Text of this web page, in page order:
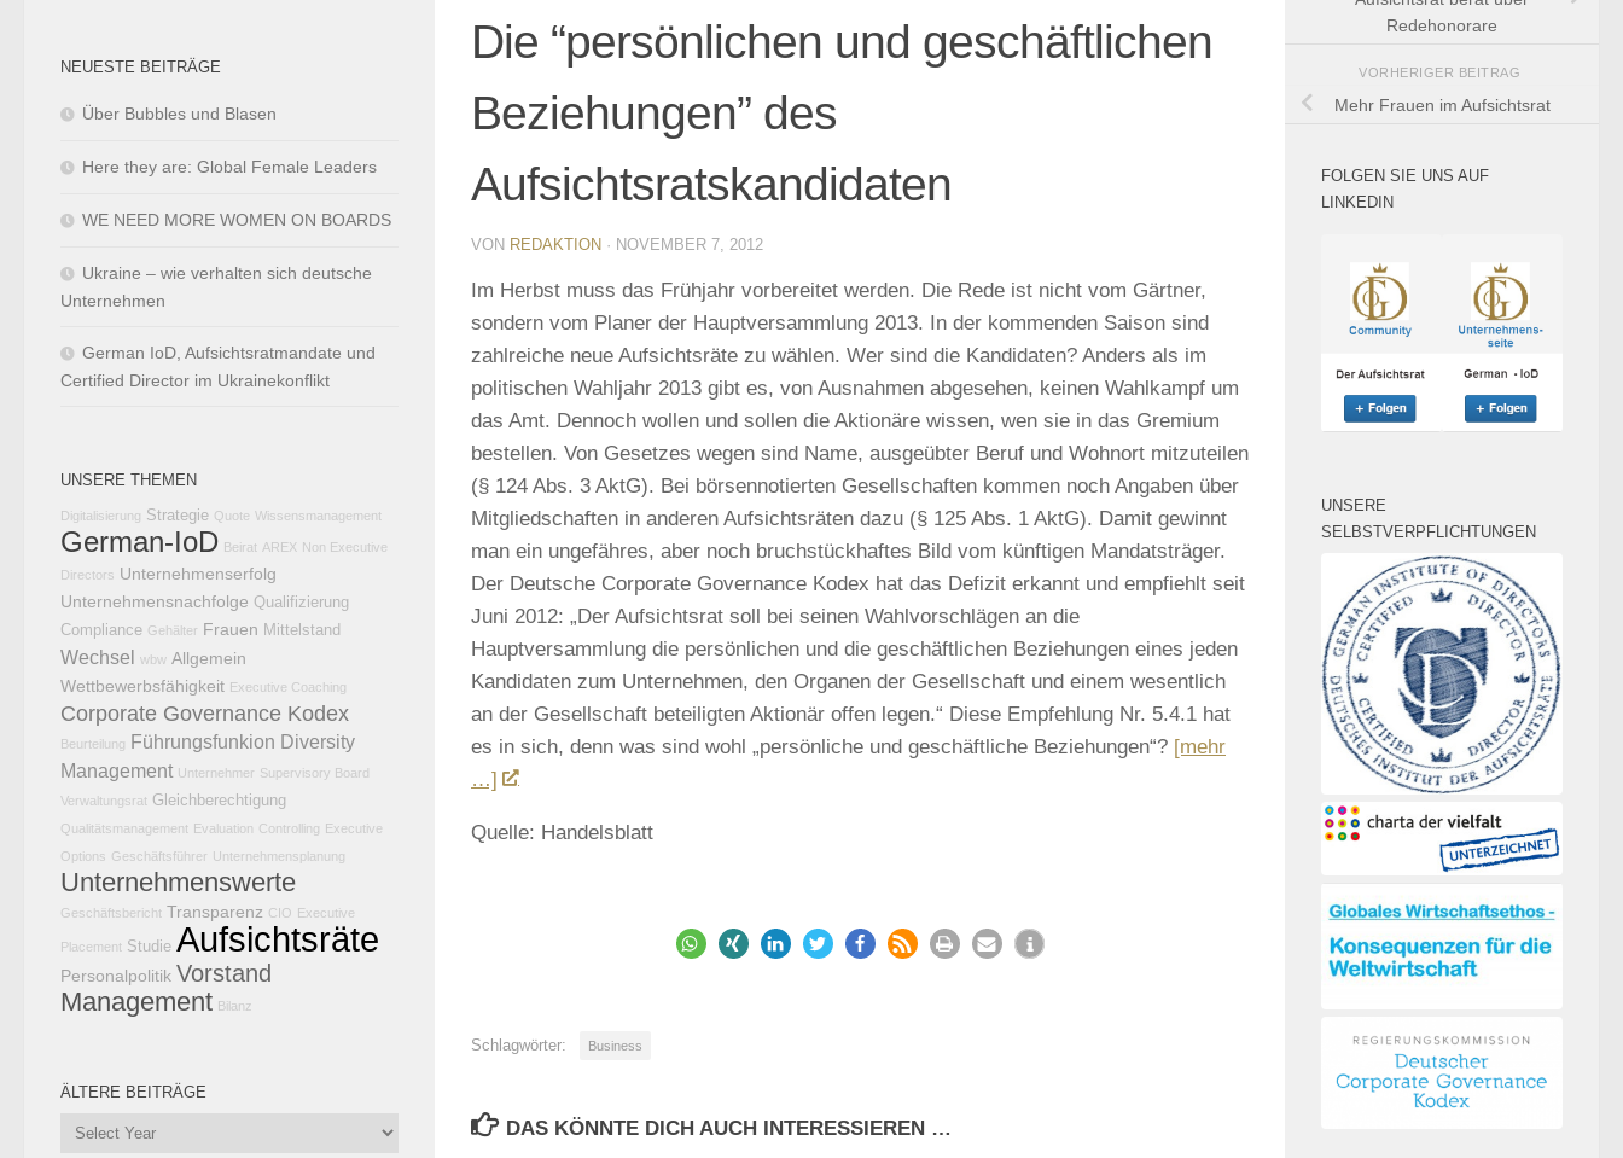
Die “persönlichen und geschäftlichen
Beziehungen” des
Aufsichtsratskandidaten
VON REDAKTION · NOVEMBER 7, 2012
Im Herbst muss das Frühjahr vorbereitet werden. Die Rede ist nicht vom Gärtner,
sondern vom Planer der Hauptversammlung 2013. In der kommenden Saison sind
zahlreiche neue Aufsichtsräte zu wählen. Wer sind die Kandidaten? Anders als im
politischen Wahljahr 2013 gibt es, von Ausnahmen abgesehen, keinen Wahlkampf um
das Amt. Dennoch wollen und sollen die Aktionäre wissen, wen sie in das Gremium
bestellen. Von Gesetzes wegen sind Name, ausgeübter Beruf und Wohnort mitzuteilen
(§ 124 Abs. 3 AktG). Bei börsennotierten Gesellschaften kommen noch Angaben über
Mitgliedschaften in anderen Aufsichtsräten dazu (§ 125 Abs. 1 AktG). Damit gewinnt
man ein ungefähres, aber noch bruchstückhaftes Bild vom künftigen Mandatsträger.
Der Deutsche Corporate Governance Kodex hat das Defizit erkannt und empfiehlt seit
Juni 2012: „Der Aufsichtsrat soll bei seinen Wahlvorschlägen an die
Hauptversammlung die persönlichen und die geschäftlichen Beziehungen eines jeden
Kandidaten zum Unternehmen, den Organen der Gesellschaft und einem wesentlich
an der Gesellschaft beteiligten Aktionär offen legen.“ Diese Empfehlung Nr. 5.4.1 hat
es in sich, denn was sind wohl „persönliche und geschäftliche Beziehungen“? [mehr
…]
Quelle: Handelsblatt
Schlagwörter: Business
DAS KÖNNTE DICH AUCH INTERESSIEREN …
NEUESTE BEITRÄGE
Über Bubbles und Blasen
Here they are: Global Female Leaders
WE NEED MORE WOMEN ON BOARDS
Ukraine – wie verhalten sich deutsche
Unternehmen
German IoD, Aufsichtsratmandate und
Certified Director im Ukrainekonflikt
UNSERE THEMEN
Digitalisierung Strategie Quote Wissensmanagement
German-IoD Beirat AREX Non Executive
Directors Unternehmenserfolg
Unternehmensnachfolge Qualifizierung
Compliance Gehälter Frauen Mittelstand
Wechsel wbw Allgemein
Wettbewerbsfähigkeit Executive Coaching
Corporate Governance Kodex
Beurteilung Führungsfunkion Diversity
Management Unternehmer Supervisory Board
Verwaltungsrat Gleichberechtigung
Qualitätsmanagement Evaluation Controlling Executive
Options Geschäftsführer Unternehmensplanung
Unternehmenswerte
Geschäftsbericht Transparenz CIO Executive
Placement Studie Aufsichtsräte
Personalpolitik Vorstand
Management Bilanz
ÄLTERE BEITRÄGE
Redehonorare
VORHERIGER BEITRAG
Mehr Frauen im Aufsichtsrat
FOLGEN SIE UNS AUF
LINKEDIN
UNSERE
SELBSTVERPFLICHTUNGEN